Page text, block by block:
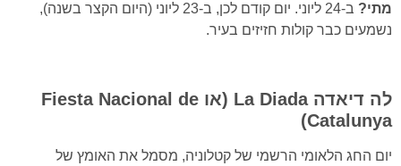
מתי?
ב-24 ליוני. יום קודם לכן, ב-23 ליוני (היום הקצר בשנה),
נשמעים כבר קולות חזיזים בעיר.
לה דיאדהLa Diada (או Fiesta Nacional de
Catalunya
)
יום החג הלאומי הרשמי של קטלוניה, מסמל את האומץ של